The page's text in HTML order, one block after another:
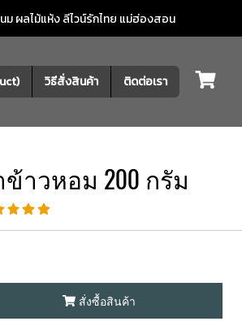
ม ผลไม้แห้งลีไวน์รักไทย แม่ฮ่องสอน
วิธีสั่งสินค้า ติดต่อเรา
าวหอม 200 กรัม
สั่งซื้อสินค้า